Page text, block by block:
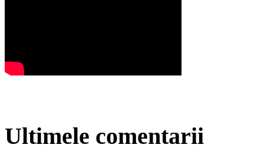
Ultimele comentarii